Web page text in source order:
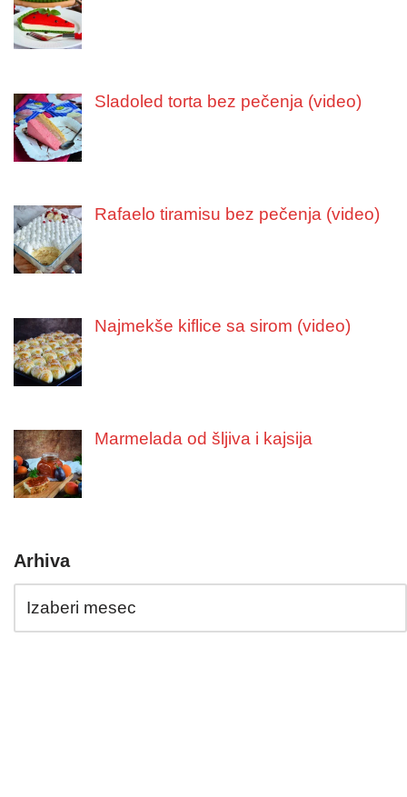
Sladoled torta bez pečenja (video)
Rafaelo tiramisu bez pečenja (video)
Najmekše kiflice sa sirom (video)
Marmelada od šljiva i kajsija
Arhiva